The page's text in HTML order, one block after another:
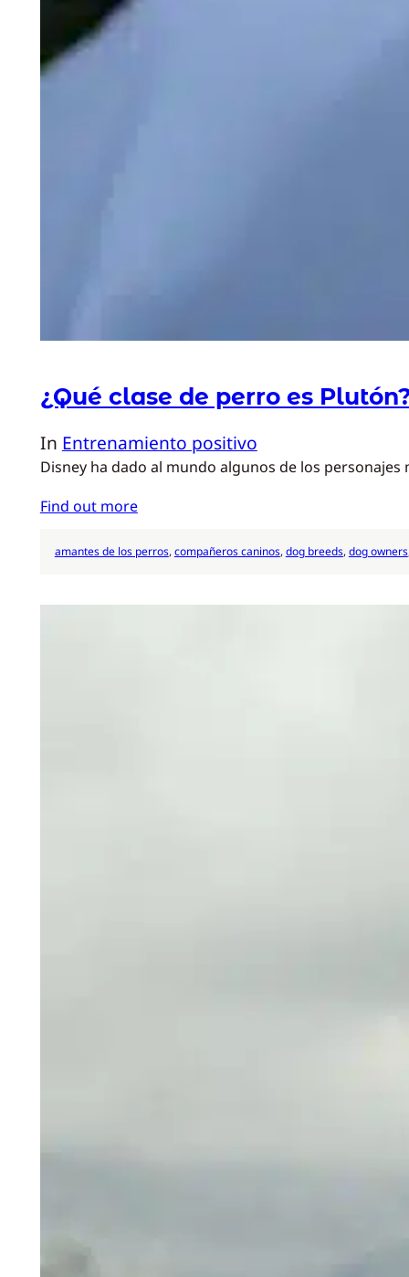
¿Qué clase de perro es
In Entrenamiento positivo
Disney ha dado al mundo algunos de los
Find out more
amantes de los perros, compañeros caninos, dog breeds, dog owners